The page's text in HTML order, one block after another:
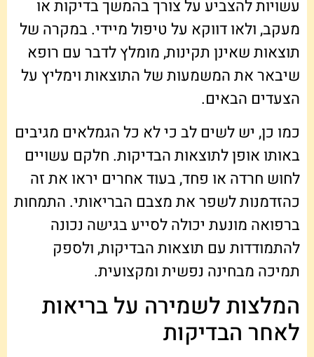
עשויות להצביע על צורך בהמשך בדיקות או
מעקב, ולאו דווקא על טיפול מיידי. במקרה של
תוצאות שאינן תקינות, מומלץ לדבר עם רופא
שיבאר את המשמעות של התוצאות וימליץ על
הצעדים הבאים.
כמו כן, יש לשים לב כי לא כל הגמלאים מגיבים
באותו אופן לתוצאות הבדיקות. חלקם עשויים
לחוש חרדה או פחד, בעוד אחרים יראו את זה
כהזדמנות לשפר את מצבם הבריאותי. התמחות
ברפואה מונעת יכולה לסייע בגישה נכונה
להתמודדות עם תוצאות הבדיקות, ולספק
תמיכה מבחינה נפשית ומקצועית.
המלצות לשמירה על בריאות
לאחר הבדיקות